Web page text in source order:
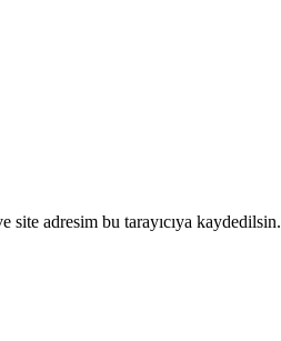
site adresim bu tarayıcıya kaydedilsin.